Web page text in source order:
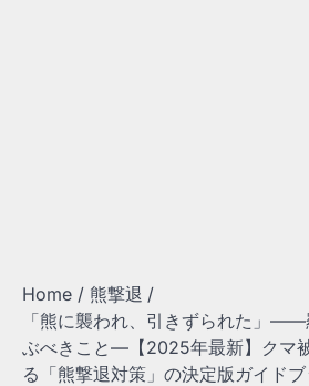
Home
熊撃退
「熊に襲われ、引きずられた」
ぶべきこと—【2025年最新】クマ
る「熊撃退対策」の決定版ガイドブ